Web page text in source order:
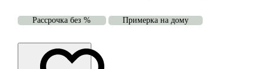
Рассрочка без % Примерка на дому